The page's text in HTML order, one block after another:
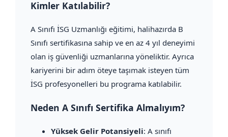
Kimler Katılabilir?
A Sınıfı İSG Uzmanlığı eğitimi, halihazırda B
Sınıfı sertifikasına sahip ve en az 4 yıl deneyimi
olan iş güvenliği uzmanlarına yöneliktir. Ayrıca
kariyerini bir adım öteye taşımak isteyen tüm
İSG profesyonelleri bu programa katılabilir.
Neden A Sınıfı Sertifika Almalıyım?
Yüksek Gelir Potansiyeli: A sınıfı